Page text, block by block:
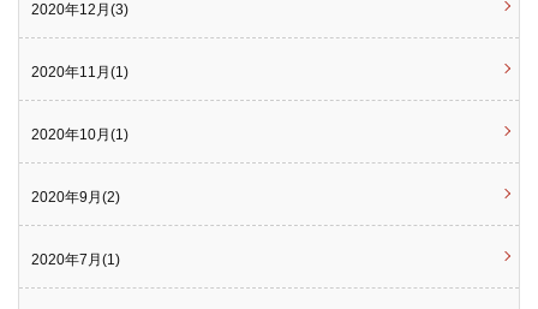
2020年12月(3)
2020年11月(1)
2020年10月(1)
2020年9月(2)
2020年7月(1)